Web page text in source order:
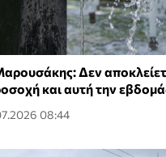
Δεν
και αυτή την
08:44